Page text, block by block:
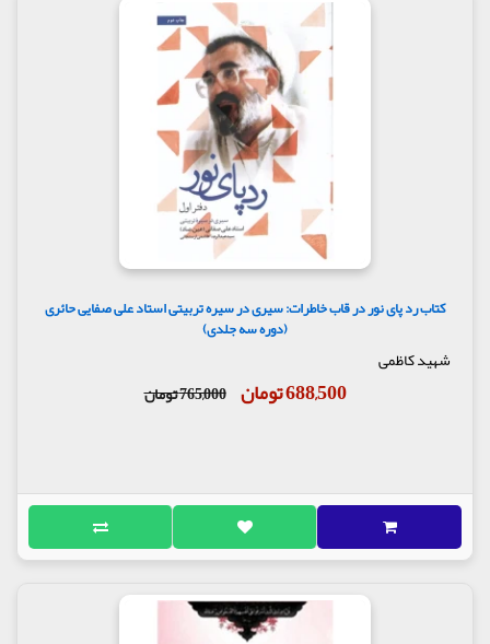
کتاب رد پای نور در قاب خاطرات: سیری در سیره تربیتی استاد علی صفایی حائری
(دوره سه جلدی)
شهید کاظمی
688,500 تومان 765,000 تومان